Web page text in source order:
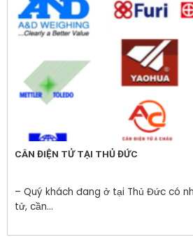
CÂN ĐIỆN TỬ TẠI THỦ ĐỨC
– Quý khách đang ở tại Thủ Đức có
tử, cần...